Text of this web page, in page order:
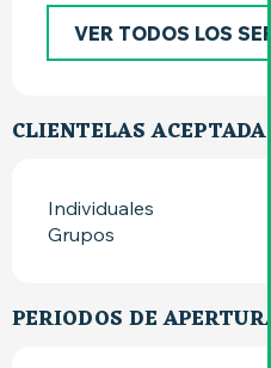
VER TODOS LOS
CLIENTELAS ACEPTADAS
Individuales
Grupos
PERIODOS DE APERTURA